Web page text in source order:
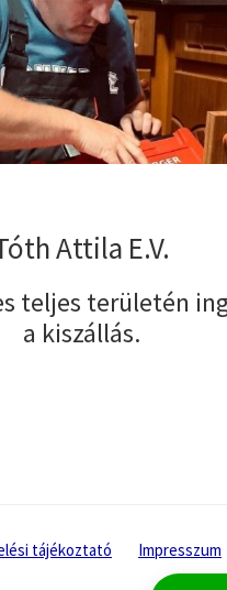
Attila E.V.
teljes területén
a kiszállás.
tájékoztató Impresszum